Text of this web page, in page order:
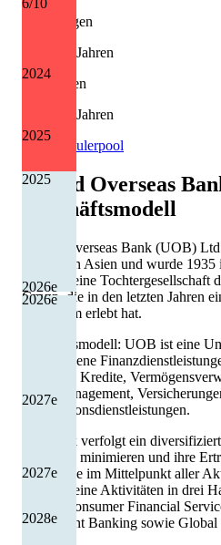
2025
2026e
2027e
2024
2025
2026e
2027e
2028e
6/10
Erhöhungen
7 von 13 Jahren
Kürzungen
5 von 13 Jahren
Quelle: Eulerpool
United Overseas
Geschäftsmodell
United Overseas Bank (UOB)
Banken in Asien und wurde
Bank ist eine Tochtergesellschaft
Group, die in den letzten Jahren
Wachstum erlebt hat.
Geschäftsmodell: UOB ist eine
verschiedene
Einlagen, Kredite,
Fondsmanagement,
Transaktionsdienstleistungen.
Die Bank verfolgt ein
Risiko zu minimieren und ihre
der Kunde im Mittelpunkt aller
betreibt seine Aktivitäten in drei
Global Consumer Financial
Investment Banking sowie Global